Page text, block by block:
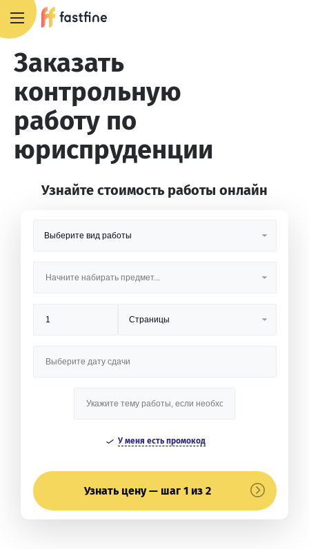
Заказать
контрольную
работу по
юриспруденции
Узнайте стоимость работы онлайн
У меня есть промокод
Узнать цену — шаг 1 из 2